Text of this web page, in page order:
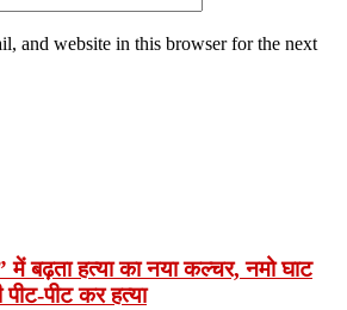
and website in this browser for the next
बढ़ता हत्या का नया कल्चर, नमो घाट
पीट कर हत्या